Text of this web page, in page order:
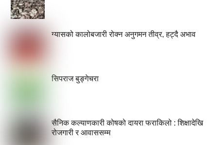
ग्यासको कालोबजारी रोक्न अनुगमन तीव्र, हट्दै अभाव
सिपराज बुङ्गेचरा
सैनिक कल्याणकारी कोषको दायरा फराकिलो : शिक्षादेखि
रोजगारी र आवाससम्म